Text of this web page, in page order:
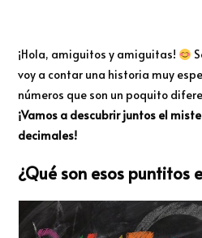
¡Hola, amiguitos y amiguitas!
voy a contar una historia muy
números que son un poquito
¡Vamos a descubrir juntos el
decimales!
¿Qué son esos puntitos